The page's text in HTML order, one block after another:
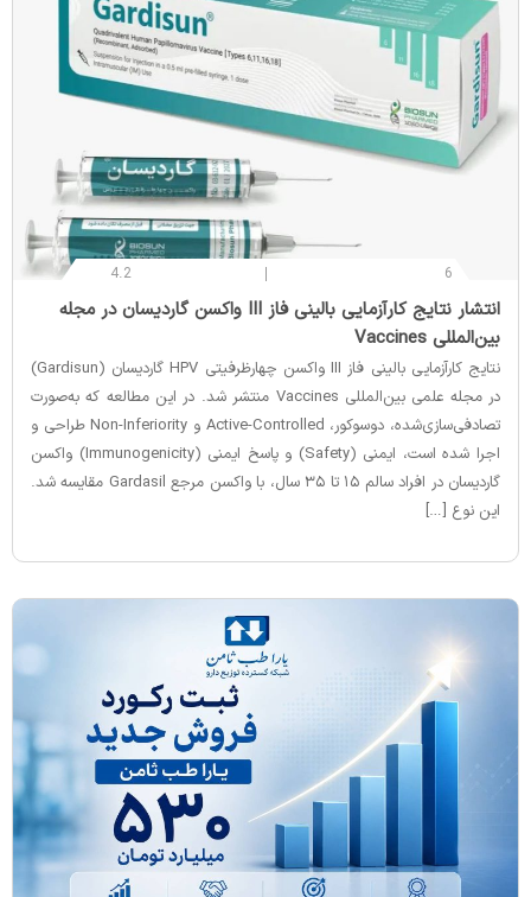
6
4.2
‌انتشار نتایج کارآزمایی بالینی فاز III واکسن گاردیسان در مجله
بین‌المللی Vaccines
نتایج کارآزمایی بالینی فاز III واکسن چهارظرفیتی HPV گاردیسان (Gardisun)
در مجله علمی بین‌المللی Vaccines منتشر شد. در این مطالعه که به‌صورت
تصادفی‌سازی‌شده، دوسوکور، Active-Controlled و Non-Inferiority طراحی و
اجرا شده است، ایمنی (Safety) و پاسخ ایمنی (Immunogenicity) واکسن
گاردیسان در افراد سالم ۱۵ تا ۳۵ سال، با واکسن مرجع Gardasil مقایسه شد.
این نوع […]